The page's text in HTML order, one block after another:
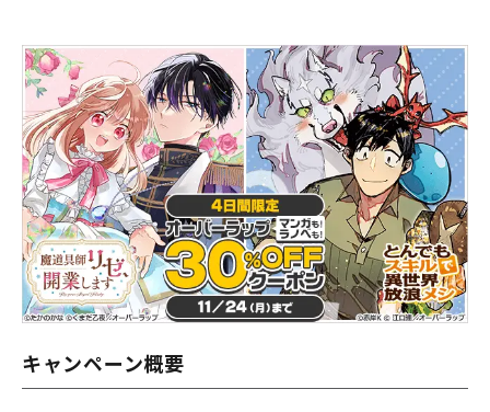
キャンペーン概要